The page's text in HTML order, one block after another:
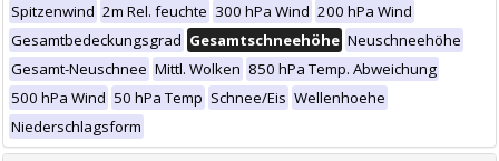
Spitzenwind 2m Rel. feuchte 300 hPa Wind 200 hPa Wind
Gesamtbedeckungsgrad Gesamtschneehöhe Neuschneehöhe
Gesamt-Neuschnee Mittl. Wolken 850 hPa Temp. Abweichung
500 hPa Wind 50 hPa Temp Schnee/Eis Wellenhoehe
Niederschlagsform